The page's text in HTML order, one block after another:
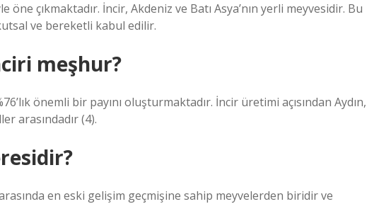
çıkmaktadır. İncir, Akdeniz ve Batı Asya’nın yerli meyvesidir. Bu
ve bereketli kabul edilir.
meşhur?
önemli bir payını oluşturmaktadır. İncir üretimi açısından Aydın,
arasındadır (4).
en eski gelişim geçmişine sahip meyvelerden biridir ve